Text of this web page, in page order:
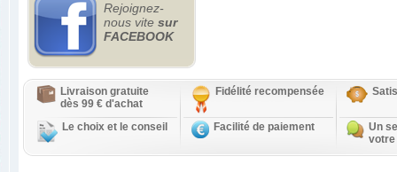
Rejoignez-
nous vite sur
FACEBOOK
Livraison gratuite
dès 99 € d'achat
Fidélité recompensée
Le choix et le conseil Facilité de paiement
Un
votre